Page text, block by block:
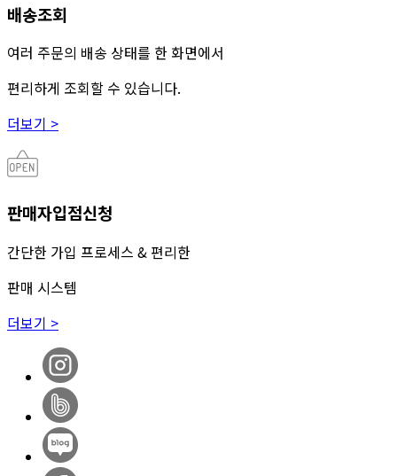
배송조회
여러 주문의 배송 상태를 한 화면에서
편리하게 조회할 수 있습니다.
더보기 >
판매자입점신청
간단한 가입 프로세스 & 편리한
판매 시스템
더보기 >